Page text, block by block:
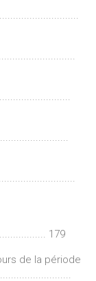
179
de la période